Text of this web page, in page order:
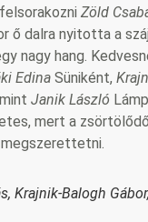
Zöld
ő dalra nyitotta a
nagy hang.
Edina Süniként,
Janik László
mert a
Krajnik-Balogh